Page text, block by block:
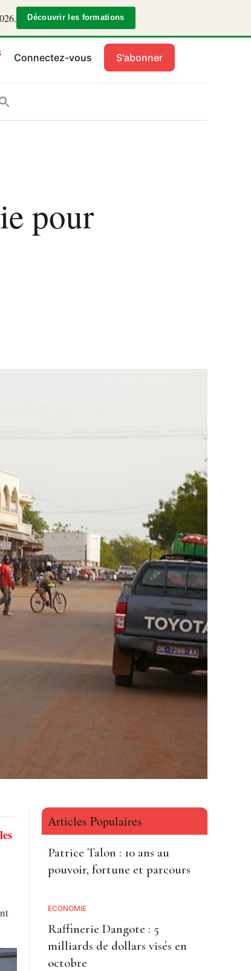
Découvrir les formations
Connectez-vous S'abonner
pour
Articles Populaires
Patrice Talon : 10 ans au
pouvoir, fortune et parcours
ECONOMIE
Raffinerie Dangote : 5
milliards de dollars visés en
octobre